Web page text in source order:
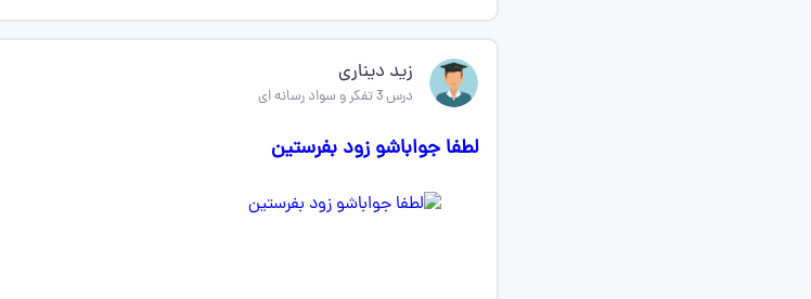
زید دیناری
درس 3 تفکر و سواد رسانه ای
لطفا جواباشو زود بفرستین